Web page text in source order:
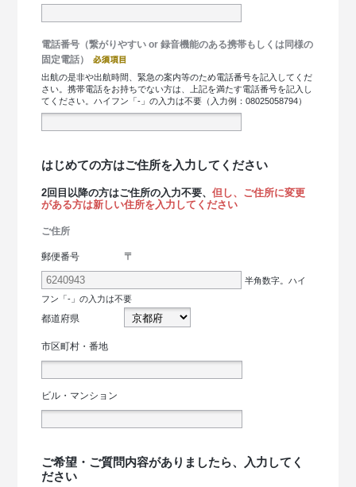
電話番号（繋がりやすい or 録音機能のある携帯もしくは同様の
固定電話）
出航の是非や出航時間、緊急の案内等のため電話番号を記入してくだ
さい。携帯電話をお持ちでない方は、上記を満たす電話番号を記入し
てください。ハイフン「-」の入力は不要（入力例：08025058794）
はじめての方はご住所を入力してください
2回目以降の方はご住所の入力不要、但し、ご住所に変更
がある方は新しい住所を入力してください
ご住所
郵便番号 〒
半角数字。ハイ
フン「-」の入力は不要
都道府県
市区町村・番地
ビル・マンション
ご希望・ご質問内容がありましたら、入力してく
ださい